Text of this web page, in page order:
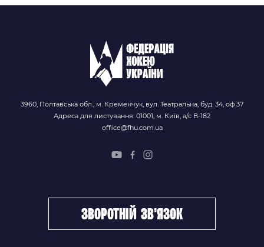
3960, Полтавська обл., м. Кременчук, вул. Театральна, буд. 34, оф.37
Адреса для листування: 01001, м. Київ, а/с В-182
office@fhu.com.ua
зворотній зв’язок